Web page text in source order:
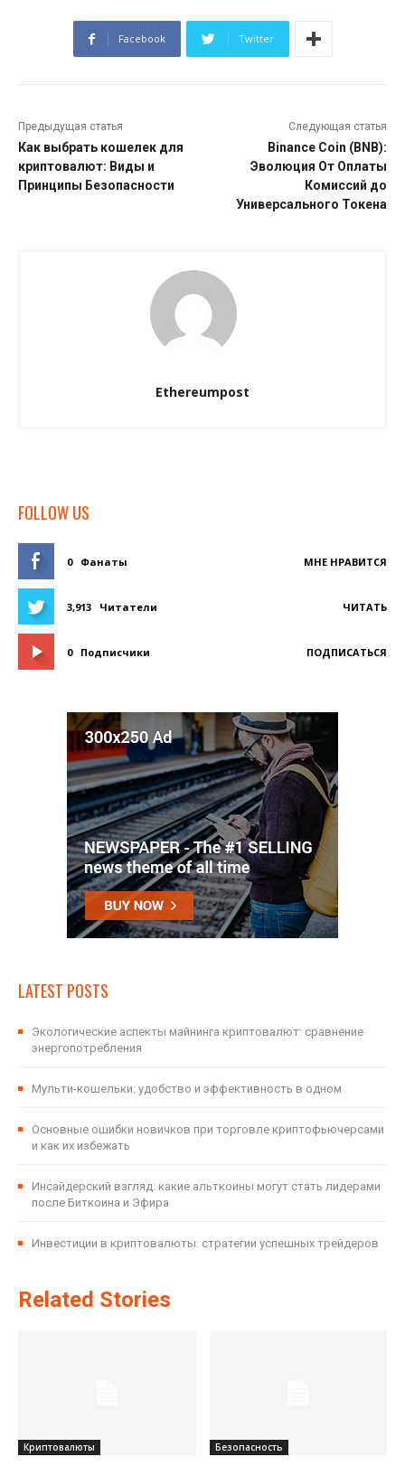
Facebook Twitter
Предыдущая статья
Как выбрать кошелек для
криптовалют: Виды и
Принципы Безопасности
Следующая статья
Binance Coin (BNB):
Эволюция От Оплаты
Комиссий до
Универсального Токена
Ethereumpost
FOLLOW US
0 Фанаты МНЕ НРАВИТСЯ
3,913 Читатели ЧИТАТЬ
0 Подписчики ПОДПИСАТЬСЯ
LATEST POSTS
Экологические аспекты майнинга криптовалют: сравнение
энергопотребления
Мульти-кошельки: удобство и эффективность в одном
Основные ошибки новичков при торговле криптофьючерсами
и как их избежать
Инсайдерский взгляд: какие альткоины могут стать лидерами
после Биткоина и Эфира
Инвестиции в криптовалюты: стратегии успешных трейдеров
Related Stories
Криптовалюты Безопасность